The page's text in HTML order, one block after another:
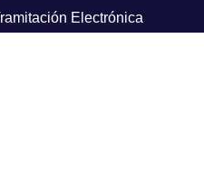
Electrónica